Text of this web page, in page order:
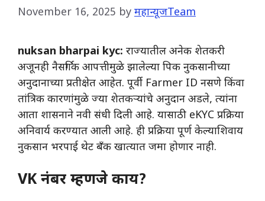
November 16, 2025 by महान्यूजTeam
nuksan bharpai kyc: राज्यातील अनेक शेतकरी
अजूनही नैसर्गिक आपत्तीमुळे झालेल्या पिक नुकसानीच्या
अनुदानाच्या प्रतीक्षेत आहेत. पूर्वी Farmer ID नसणे किंवा
तांत्रिक कारणांमुळे ज्या शेतकऱ्यांचे अनुदान अडले, त्यांना
आता शासनाने नवी संधी दिली आहे. यासाठी eKYC प्रक्रिया
अनिवार्य करण्यात आली आहे. ही प्रक्रिया पूर्ण केल्याशिवाय
नुकसान भरपाई थेट बँक खात्यात जमा होणार नाही.
VK नंबर म्हणजे काय?